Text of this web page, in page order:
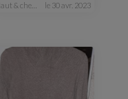
haut & chemise le 30 avr. 2023